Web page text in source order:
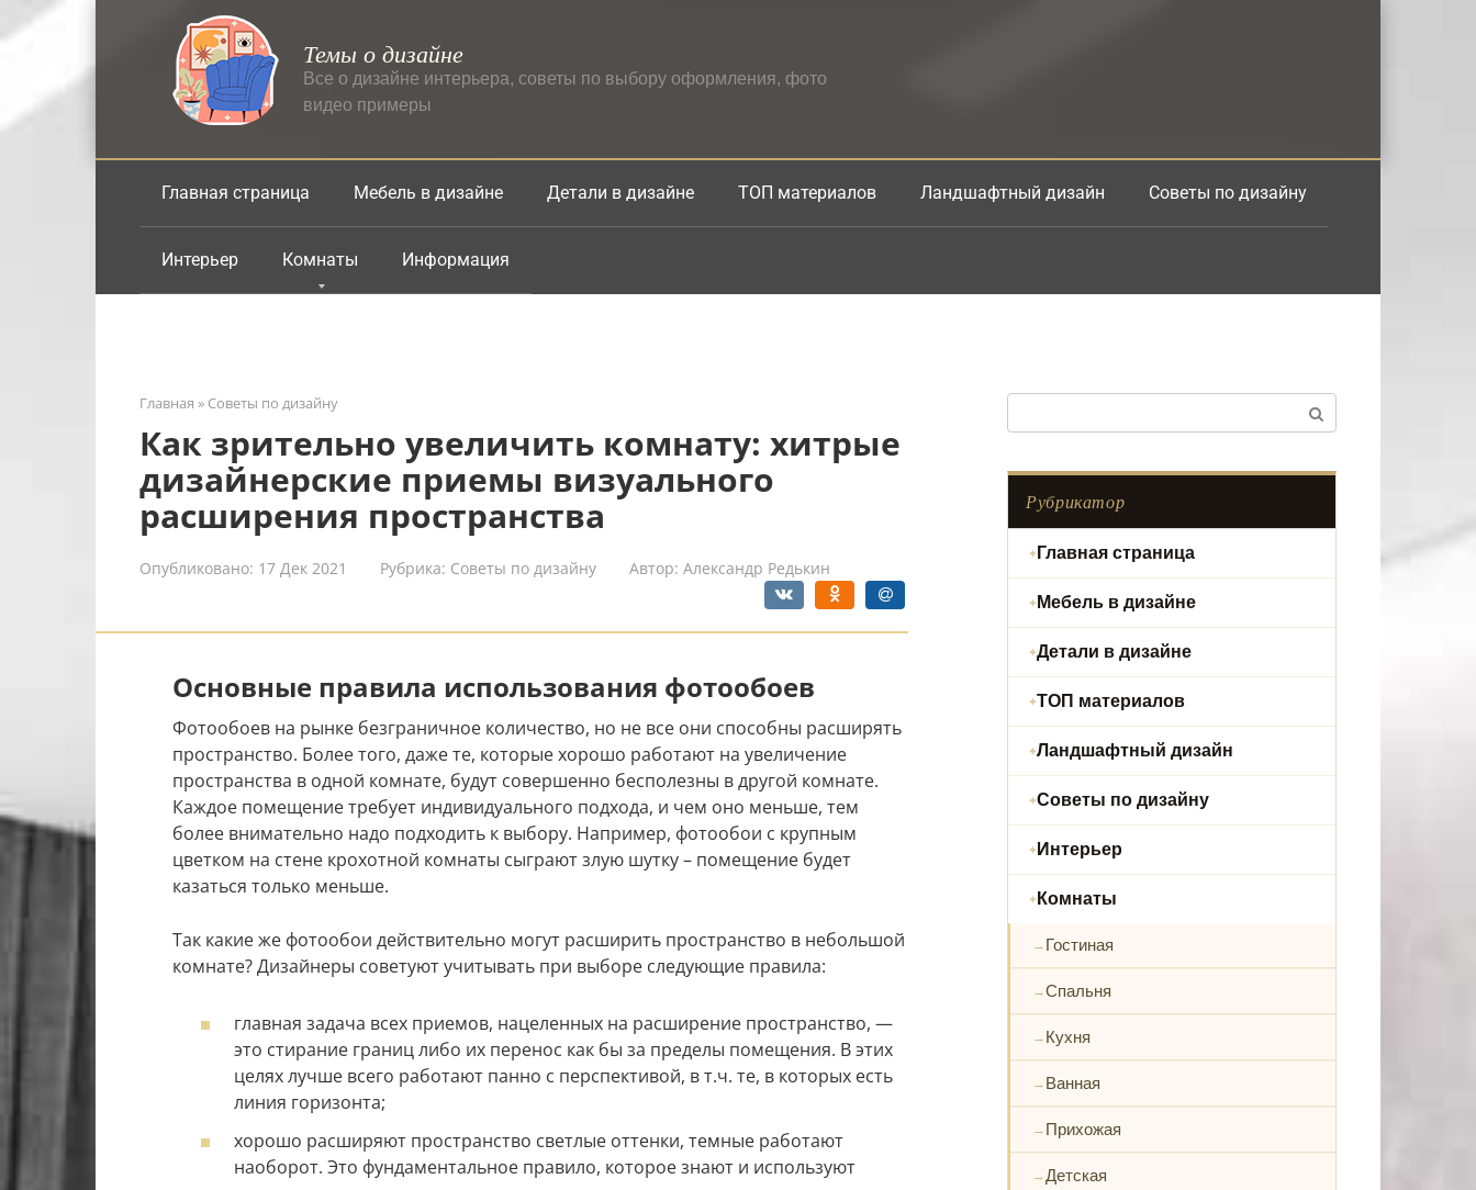
Перейти
к
Темы о дизайне
Все о дизайне интерьера, советы по выбору оформления, фото
видео примеры
Главная страница Мебель в дизайне Детали в дизайне ТОП материалов Ландшафтный дизайн Советы по дизайну
Интерьер Комнаты Информация
Главная » Советы по дизайну
Как зрительно увеличить комнату: хитрые
дизайнерские приемы визуального
расширения пространства
Опубликовано: 17 Дек 2021 Рубрика: Советы по дизайну Автор: Александр Редькин
Основные правила использования фотообоев
Фотообоев на рынке безграничное количество, но не все они способны расширять
пространство. Более того, даже те, которые хорошо работают на увеличение
пространства в одной комнате, будут совершенно бесполезны в другой комнате.
Каждое помещение требует индивидуального подхода, и чем оно меньше, тем
более внимательно надо подходить к выбору. Например, фотообои с крупным
цветком на стене крохотной комнаты сыграют злую шутку – помещение будет
казаться только меньше.
Так какие же фотообои действительно могут расширить пространство в небольшой
комнате? Дизайнеры советуют учитывать при выборе следующие правила:
главная задача всех приемов, нацеленных на расширение пространство, —
это стирание границ либо их перенос как бы за пределы помещения. В этих
целях лучше всего работают панно с перспективой, в т.ч. те, в которых есть
линия горизонта;
хорошо расширяют пространство светлые оттенки, темные работают
наоборот. Это фундаментальное правило, которое знают и используют
Рубрикатор
Главная страница
Мебель в дизайне
Детали в дизайне
ТОП материалов
Ландшафтный дизайн
Советы по дизайну
Интерьер
Комнаты
Гостиная
Спальня
Кухня
Ванная
Прихожая
Детская